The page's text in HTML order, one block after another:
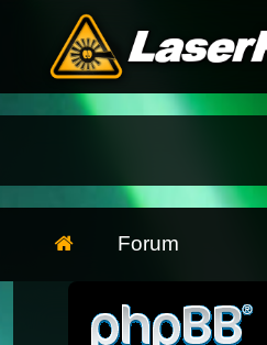
Forum